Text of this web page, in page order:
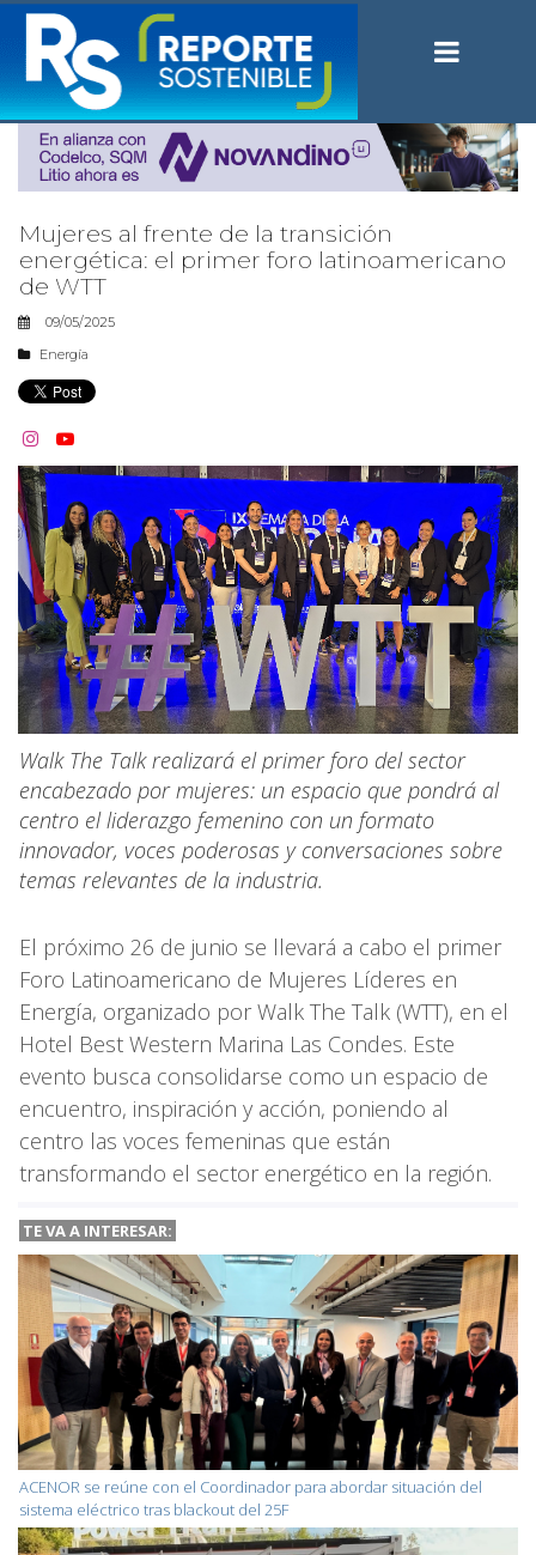
Mujeres al frente de la transición
energética: el primer foro latinoamericano
de WTT
09/05/2025
Energía
 
Walk The Talk realizará el primer foro del sector
encabezado por mujeres: un espacio que pondrá al
centro el liderazgo femenino con un formato
innovador, voces poderosas y conversaciones sobre
temas relevantes de la industria.
El próximo 26 de junio se llevará a cabo el primer
Foro Latinoamericano de Mujeres Líderes en
Energía, organizado por Walk The Talk (WTT), en el
Hotel Best Western Marina Las Condes. Este
evento busca consolidarse como un espacio de
encuentro, inspiración y acción, poniendo al
centro las voces femeninas que están
transformando el sector energético en la región.
TE VA A INTERESAR:
ACENOR se reúne con el Coordinador para abordar situación del
sistema eléctrico tras blackout del 25F